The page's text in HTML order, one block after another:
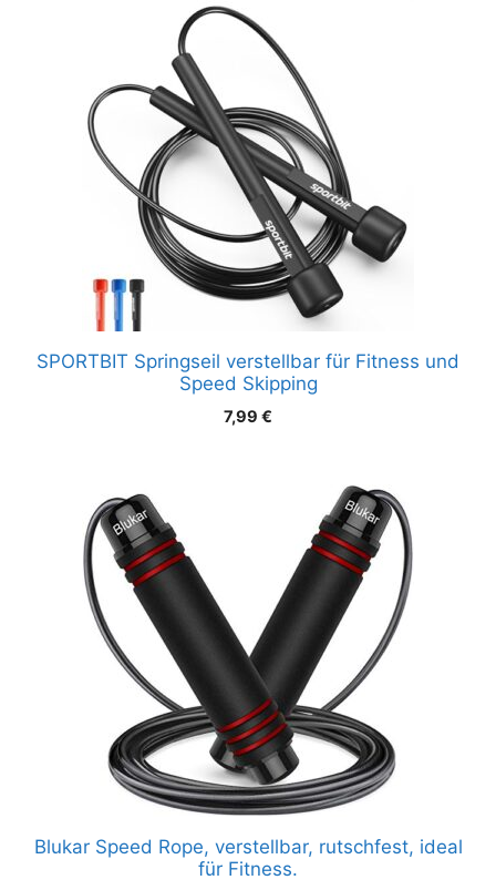
SPORTBIT Springseil verstellbar für Fitness und
Speed Skipping
7,99 €
Blukar Speed Rope, verstellbar, rutschfest, ideal
für Fitness.